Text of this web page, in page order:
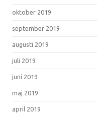
oktober 2019
september 2019
augusti 2019
juli 2019
juni 2019
maj 2019
april 2019